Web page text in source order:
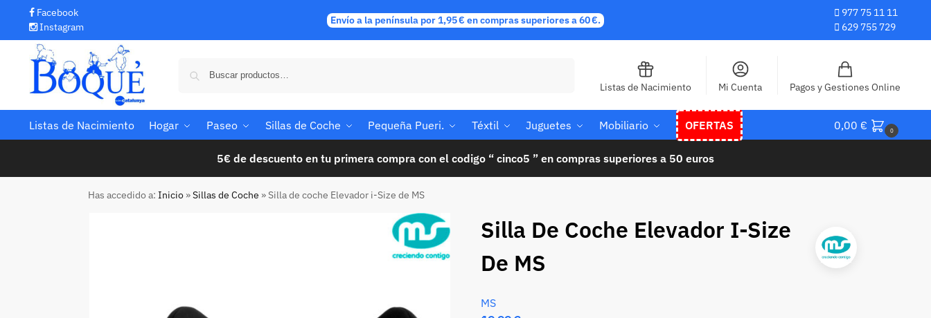
Facebook
Instagram
Envío a la península por 1,95 € en compras superiores a 60 €.
977 75 11 11
629 755 729
Listas de Nacimiento Mi Cuenta Pagos y Gestiones Online
Listas de Nacimiento Hogar Paseo Sillas de Coche Pequeña Pueri. Téxtil Juguetes Mobiliario OFERTAS 0,00 € 0
5€ de descuento en tu primera compra con el codigo “ cinco5 ” en compras superiores a 50 euros
Has accedido a: Inicio »Sillas de Coche » Silla de coche Elevador i-Size de MS
Silla De Coche Elevador I-Size
De MS
MS